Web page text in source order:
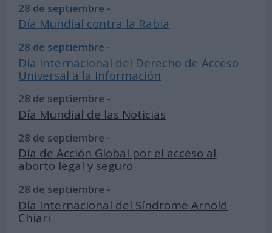
28 de septiembre -
Día Mundial contra la Rabia
28 de septiembre -
Día Internacional del Derecho de Acceso
Universal a la Información
28 de septiembre -
Día Mundial de las Noticias
28 de septiembre -
Día de Acción Global por el acceso al
aborto legal y seguro
28 de septiembre -
Día Internacional del Síndrome Arnold
Chiari